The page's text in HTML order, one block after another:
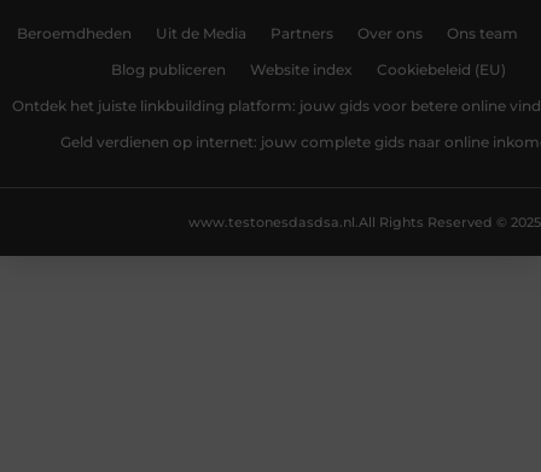
Beroemdheden Uit de Media Partners Over ons Ons team
Blog publiceren Website index Cookiebeleid (EU)
Ontdek het juiste linkbuilding platform: jouw gids voor betere online
Geld verdienen op internet: jouw complete gids naar online
All Rights Reserved © 2025
www.testonesdasdsa.nl.